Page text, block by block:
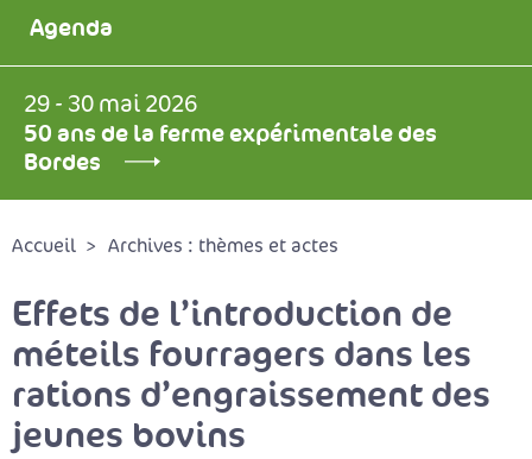
Agenda
29 - 30 mai 2026
50 ans de la ferme expérimentale des
Bordes
Accueil Archives : thèmes et actes
Effets de l’introduction de
méteils fourragers dans les
rations d’engraissement des
jeunes bovins